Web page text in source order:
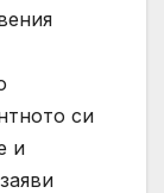
си
и